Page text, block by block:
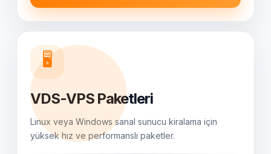
🖥️
VDS-VPS Paketleri
Linux veya Windows sanal sunucu kiralama için
yüksek hız ve performanslı paketler.